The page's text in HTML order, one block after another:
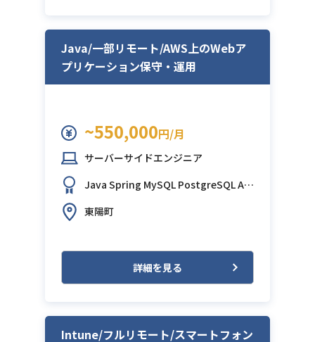
Java/一部リモート/AWS上のWebア
プリケーション保守・運用
~550,000円/月
サーバーサイドエンジニア
Java Spring MySQL PostgreSQLAW
東陽町
詳細を見る
Intune/フルリモート/スマートフォン